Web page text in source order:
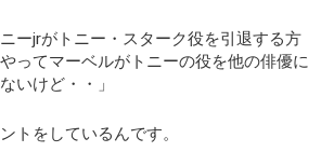
ニーjrがトニー・スターク役を引退する方
ってマーベルがトニーの役を他の俳優に
いけど・・」
トをしているんです。